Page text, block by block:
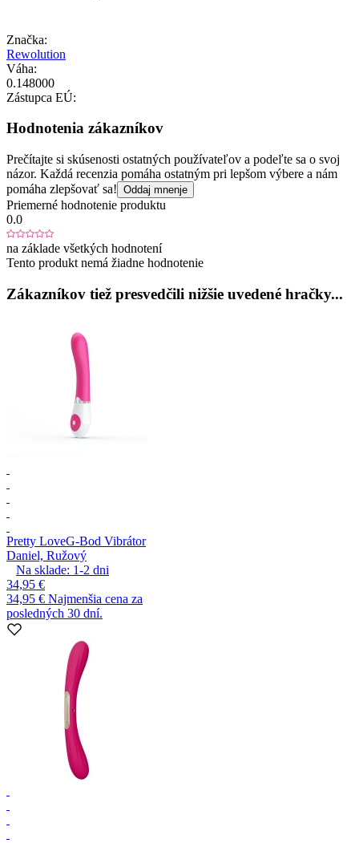
Značka:
Rewolution
Váha:
0.148000
Zástupca EÚ:
Hodnotenia zákazníkov
Prečítajte si skúsenosti ostatných používateľov a podeľte sa o svoj
názor. Každá recenzia pomáha ostatným pri lepšom výbere a nám
pomáha zlepšovať sa! Oddaj mnenje
Priemerné hodnotenie produktu
0.0
na základe všetkých hodnotení
Tento produkt nemá žiadne hodnotenie
Zákazníkov tiež presvedčili nižšie uvedené hračky...
Pretty LoveG-Bod Vibrátor
Daniel, Ružový
Na sklade: 1-2 dni
34,95 €
34,95 € Najmenšia cena za
posledných 30 dní.